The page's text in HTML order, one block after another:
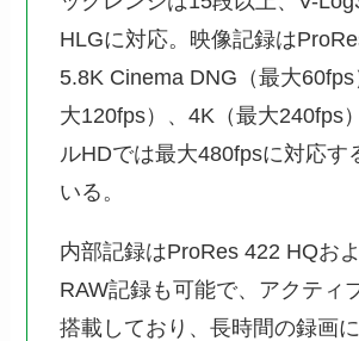
HLGに対応。映像記録は
5.8K Cinema DNG（最大
大120fps）、4K（最大240fps
ルHDでは最大480fpsに対応す
いる。
内部記録はProRes 422 HQお
RAW記録も可能で、アクティ
搭載しており、長時間の録画